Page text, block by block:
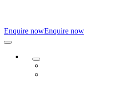
Enquire nowEnquire now
Toggle